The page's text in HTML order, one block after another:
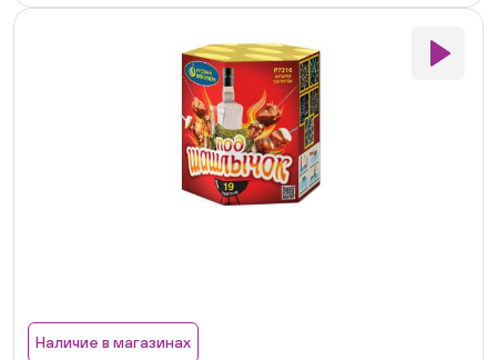
Наличие в магазинах